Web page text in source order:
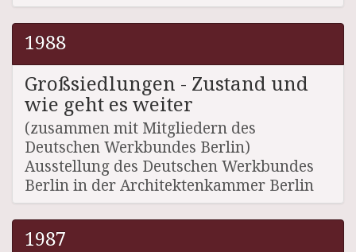
1988
Großsiedlungen - Zustand und
wie geht es weiter
(zusammen mit Mitgliedern des
Deutschen Werkbundes Berlin)
Ausstellung des Deutschen Werkbundes
Berlin in der Architektenkammer Berlin
1987